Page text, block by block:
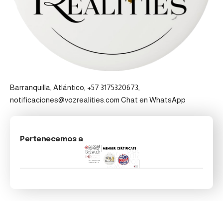
Barranquilla, Atlántico, +57 3175320673,
notificaciones@vozrealities.com Chat en WhatsApp
Pertenecemos a